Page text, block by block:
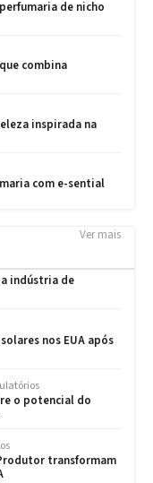
Ver mais
indústria de
nos EUA após
o potencial do
transformam